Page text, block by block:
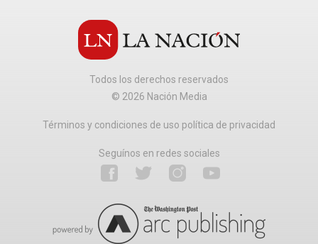
Todos los derechos reservados
© 2026 Nación Media
Términos y condiciones de uso política de privacidad
Seguínos en redes sociales